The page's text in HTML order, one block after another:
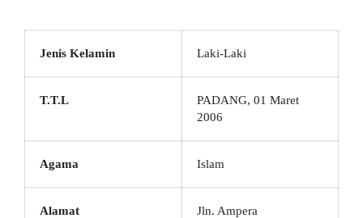
Jenis Kelamin Laki-Laki
T.T.L
PADANG, 01 Maret
2006
Agama Islam
Alamat Jln. Ampera